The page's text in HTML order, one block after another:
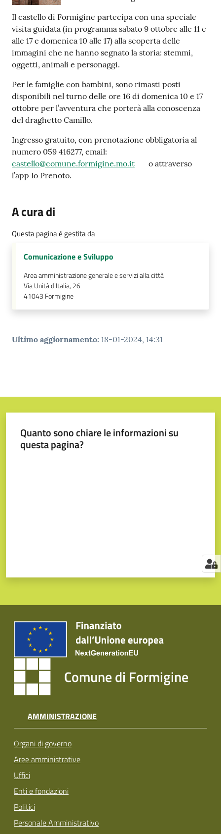
M
e
Tutti
gli
argomenti...
Seguici
su
Il castello di Formigine partecipa con una speciale
visita guidata (in programma sabato 9 ottobre alle 11 e
alle 17 e domenica 10 alle 17) alla scoperta delle
immagini che ne hanno segnato la storia: stemmi,
oggetti, animali e personaggi.
Per le famiglie con bambini, sono rimasti posti
disponibili nel turno delle ore 16 di domenica 10 e 17
ottobre per l’avventura che porterà alla conoscenza
del draghetto Camillo.
Ingresso gratuito, con prenotazione obbligatoria al
numero 059 416277, email:
castello@comune.formigine.mo.it
o attraverso
l’app Io Prenoto.
A cura di
Questa pagina è gestita da
Comunicazione e Sviluppo
Area amministrazione generale e servizi alla città
Via Unità d'Italia, 26
41043 Formigine
Ultimo aggiornamento: 18-01-2024, 14:31
Quanto sono chiare le informazioni su
questa pagina?
Comune di Formigine
AMMINISTRAZIONE
Organi di governo
Aree amministrative
Uffici
Enti e fondazioni
Politici
Personale Amministrativo